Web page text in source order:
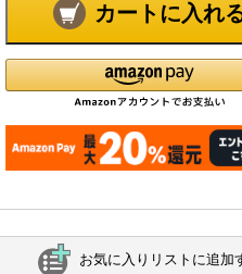
カートに入れ
お気に入りリストに追加